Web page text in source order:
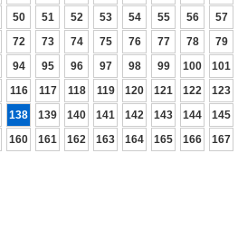
50 51 52 53 54 55 56 57
72 73 74 75 76 77 78 79
94 95 96 97 98 99 100 101
116 117 118 119 120 121 122 123
138 139 140 141 142 143 144 145
160 161 162 163 164 165 166 167